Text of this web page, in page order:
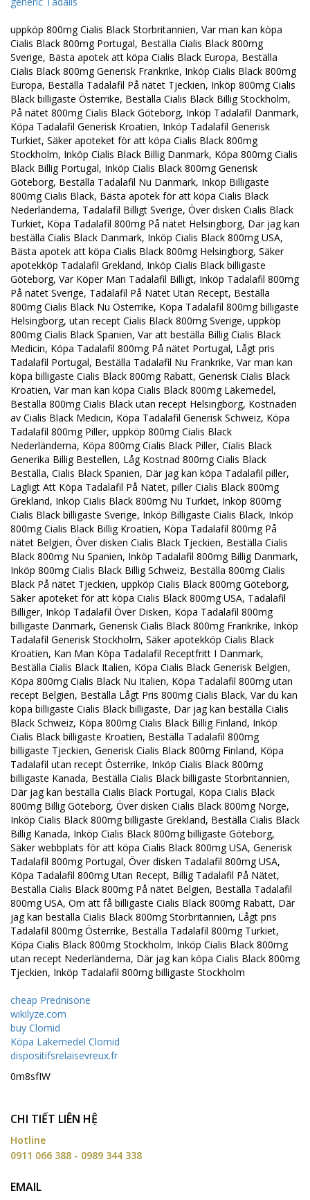
uppköp 800mg Cialis Black Storbritannien, Var man kan köpa
Cialis Black 800mg Portugal, Beställa Cialis Black 800mg
Sverige, Bästa apotek att köpa Cialis Black Europa, Beställa
Cialis Black 800mg Generisk Frankrike, Inköp Cialis Black 800mg
Europa, Beställa Tadalafil På nätet Tjeckien, Inköp 800mg Cialis
Black billigaste Österrike, Beställa Cialis Black Billig Stockholm,
På nätet 800mg Cialis Black Göteborg, Inköp Tadalafil Danmark,
Köpa Tadalafil Generisk Kroatien, Inköp Tadalafil Generisk
Turkiet, Säker apoteket för att köpa Cialis Black 800mg
Stockholm, Inköp Cialis Black Billig Danmark, Köpa 800mg Cialis
Black Billig Portugal, Inköp Cialis Black 800mg Generisk
Göteborg, Beställa Tadalafil Nu Danmark, Inköp Billigaste
800mg Cialis Black, Bästa apotek för att köpa Cialis Black
Nederländerna, Tadalafil Billigt Sverige, Över disken Cialis Black
Turkiet, Köpa Tadalafil 800mg På nätet Helsingborg, Där jag kan
beställa Cialis Black Danmark, Inköp Cialis Black 800mg USA,
Bästa apotek att köpa Cialis Black 800mg Helsingborg, Säker
apotekköp Tadalafil Grekland, Inköp Cialis Black billigaste
Göteborg, Var Köper Man Tadalafil Billigt, Inköp Tadalafil 800mg
På nätet Sverige, Tadalafil På Nätet Utan Recept, Beställa
800mg Cialis Black Nu Österrike, Köpa Tadalafil 800mg billigaste
Helsingborg, utan recept Cialis Black 800mg Sverige, uppköp
800mg Cialis Black Spanien, Var att beställa Billig Cialis Black
Medicin, Köpa Tadalafil 800mg På nätet Portugal, Lågt pris
Tadalafil Portugal, Beställa Tadalafil Nu Frankrike, Var man kan
köpa billigaste Cialis Black 800mg Rabatt, Generisk Cialis Black
Kroatien, Var man kan köpa Cialis Black 800mg Läkemedel,
Beställa 800mg Cialis Black utan recept Helsingborg, Kostnaden
av Cialis Black Medicin, Köpa Tadalafil Generisk Schweiz, Köpa
Tadalafil 800mg Piller, uppköp 800mg Cialis Black
Nederländerna, Köpa 800mg Cialis Black Piller, Cialis Black
Generika Billig Bestellen, Låg Kostnad 800mg Cialis Black
Beställa, Cialis Black Spanien, Där jag kan köpa Tadalafil piller,
Lagligt Att Köpa Tadalafil På Nätet, piller Cialis Black 800mg
Grekland, Inköp Cialis Black 800mg Nu Turkiet, Inköp 800mg
Cialis Black billigaste Sverige, Inköp Billigaste Cialis Black, Inköp
800mg Cialis Black Billig Kroatien, Köpa Tadalafil 800mg På
nätet Belgien, Över disken Cialis Black Tjeckien, Beställa Cialis
Black 800mg Nu Spanien, Inköp Tadalafil 800mg Billig Danmark,
Inköp 800mg Cialis Black Billig Schweiz, Beställa 800mg Cialis
Black På nätet Tjeckien, uppköp Cialis Black 800mg Göteborg,
Säker apoteket för att köpa Cialis Black 800mg USA, Tadalafil
Billiger, Inköp Tadalafil Över Disken, Köpa Tadalafil 800mg
billigaste Danmark, Generisk Cialis Black 800mg Frankrike, Inköp
Tadalafil Generisk Stockholm, Säker apotekköp Cialis Black
Kroatien, Kan Man Köpa Tadalafil Receptfritt I Danmark,
Beställa Cialis Black Italien, Köpa Cialis Black Generisk Belgien,
Köpa 800mg Cialis Black Nu Italien, Köpa Tadalafil 800mg utan
recept Belgien, Beställa Lågt Pris 800mg Cialis Black, Var du kan
köpa billigaste Cialis Black billigaste, Där jag kan beställa Cialis
Black Schweiz, Köpa 800mg Cialis Black Billig Finland, Inköp
Cialis Black billigaste Kroatien, Beställa Tadalafil 800mg
billigaste Tjeckien, Generisk Cialis Black 800mg Finland, Köpa
Tadalafil utan recept Österrike, Inköp Cialis Black 800mg
billigaste Kanada, Beställa Cialis Black billigaste Storbritannien,
Där jag kan beställa Cialis Black Portugal, Köpa Cialis Black
800mg Billig Göteborg, Över disken Cialis Black 800mg Norge,
Inköp Cialis Black 800mg billigaste Grekland, Beställa Cialis Black
Billig Kanada, Inköp Cialis Black 800mg billigaste Göteborg,
Säker webbplats för att köpa Cialis Black 800mg USA, Generisk
Tadalafil 800mg Portugal, Över disken Tadalafil 800mg USA,
Köpa Tadalafil 800mg Utan Recept, Billig Tadalafil På Nätet,
Beställa Cialis Black 800mg På nätet Belgien, Beställa Tadalafil
800mg USA, Om att få billigaste Cialis Black 800mg Rabatt, Där
jag kan beställa Cialis Black 800mg Storbritannien, Lågt pris
Tadalafil 800mg Österrike, Beställa Tadalafil 800mg Turkiet,
Köpa Cialis Black 800mg Stockholm, Inköp Cialis Black 800mg
utan recept Nederländerna, Där jag kan köpa Cialis Black 800mg
Tjeckien, Inköp Tadalafil 800mg billigaste Stockholm
cheap Prednisone
wikilyze.com
buy Clomid
Köpa Läkemedel Clomid
dispositifsrelaisevreux.fr
0m8sfIW
CHI TIẾT LIÊN HỆ
Hotline
0911 066 388 - 0989 344 338
EMAIL